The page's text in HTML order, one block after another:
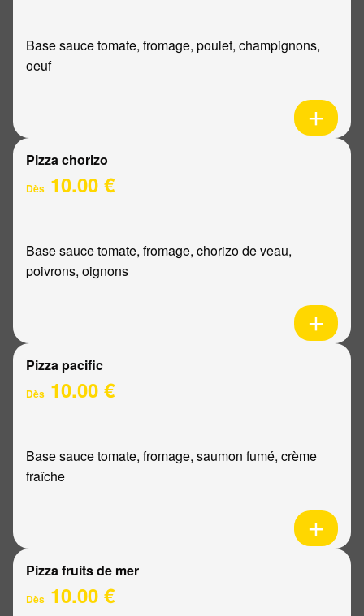
Base sauce tomate, fromage, poulet, champignons,
oeuf
Pizza chorizo
Dès 10.00 €
Base sauce tomate, fromage, chorizo de veau,
poivrons, oignons
Pizza pacific
Dès 10.00 €
Base sauce tomate, fromage, saumon fumé, crème
fraîche
Pizza fruits de mer
Dès 10.00 €